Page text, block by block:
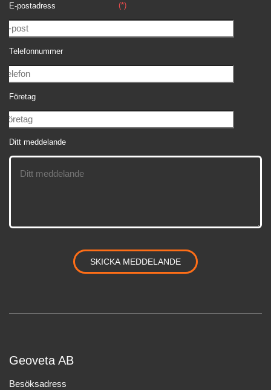
E-postadress (*)
Telefonnummer
Företag
Ditt meddelande
Geoveta AB
Besöksadress